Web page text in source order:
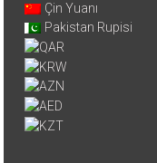
Çin Yuanı
Pakistan Rupisi